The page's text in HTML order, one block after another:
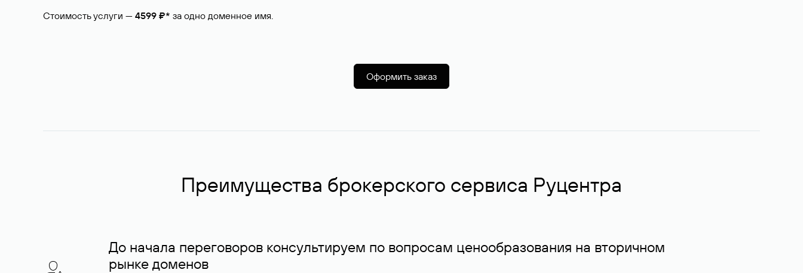
Стоимость услуги — 4599 ₽* за одно доменное имя.
Оформить заказ
Преимущества брокерского сервиса Руцентра
До начала переговоров консультируем по вопросам ценообразования на вторичном
рынке доменов